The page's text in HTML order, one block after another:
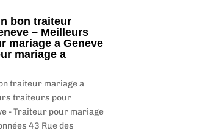
bon traiteur
– Meilleurs
mariage a Geneve
mariage a
traiteur mariage a
traiteurs pour
- Traiteur pour mariage
43 Rue des